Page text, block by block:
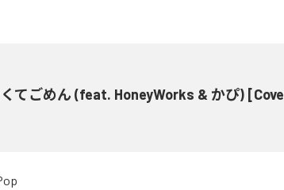
てごめん (feat. HoneyWorks & かぴ)